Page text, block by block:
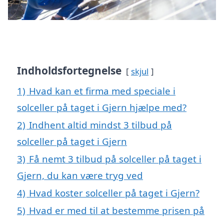
Indholdsfortegnelse skjul
1) Hvad kan et firma med speciale i
solceller på taget i Gjern hjælpe med?
2) Indhent altid mindst 3 tilbud på
solceller på taget i Gjern
3) Få nemt 3 tilbud på solceller på taget i
Gjern, du kan være tryg ved
4) Hvad koster solceller på taget i Gjern?
5) Hvad er med til at bestemme prisen på